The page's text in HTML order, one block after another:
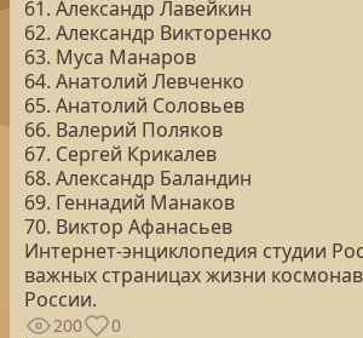
61. Александр Лавейкин
62. Александр Викторенко
63. Муса Манаров
64. Анатолий Левченко
65. Анатолий Соловьев
66. Валерий Поляков
67. Сергей Крикалев
68. Александр Баландин
69. Геннадий Манаков
70. Виктор Афанасьев
Интернет-энциклопедия студии
важных страницах жизни
России.
200 0